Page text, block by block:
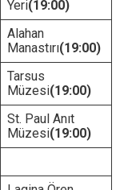
Yeri(19:00)
Alahan
Manastırı(19:00)
Tarsus
Müzesi(19:00)
St. Paul Anıt
Müzesi(19:00)